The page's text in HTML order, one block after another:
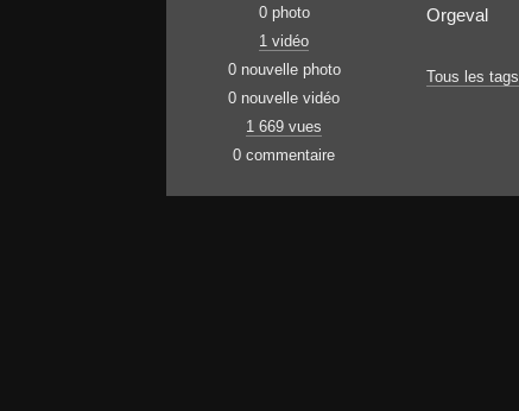
0 photo
1 vidéo
0 nouvelle photo
0 nouvelle vidéo
1 669 vues
0 commentaire
Orgeval
Tous les tags